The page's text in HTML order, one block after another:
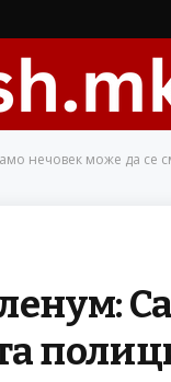
нечовек може да се